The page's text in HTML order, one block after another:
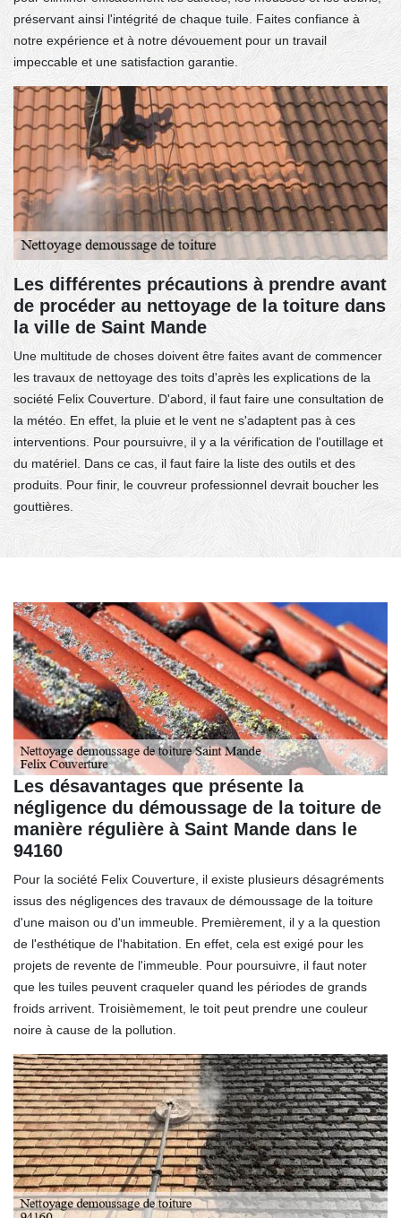
préservant ainsi l'intégrité de chaque tuile. Faites confiance à
notre expérience et à notre dévouement pour un travail
impeccable et une satisfaction garantie.
Les différentes précautions à prendre avant
de procéder au nettoyage de la toiture dans
la ville de Saint Mande
Une multitude de choses doivent être faites avant de commencer
les travaux de nettoyage des toits d'après les explications de la
société Felix Couverture. D'abord, il faut faire une consultation de
la météo. En effet, la pluie et le vent ne s'adaptent pas à ces
interventions. Pour poursuivre, il y a la vérification de l'outillage et
du matériel. Dans ce cas, il faut faire la liste des outils et des
produits. Pour finir, le couvreur professionnel devrait boucher les
gouttières.
Les désavantages que présente la
négligence du démoussage de la toiture de
manière régulière à Saint Mande dans le
94160
Pour la société Felix Couverture, il existe plusieurs désagréments
issus des négligences des travaux de démoussage de la toiture
d'une maison ou d'un immeuble. Premièrement, il y a la question
de l'esthétique de l'habitation. En effet, cela est exigé pour les
projets de revente de l'immeuble. Pour poursuivre, il faut noter
que les tuiles peuvent craqueler quand les périodes de grands
froids arrivent. Troisièmement, le toit peut prendre une couleur
noire à cause de la pollution.